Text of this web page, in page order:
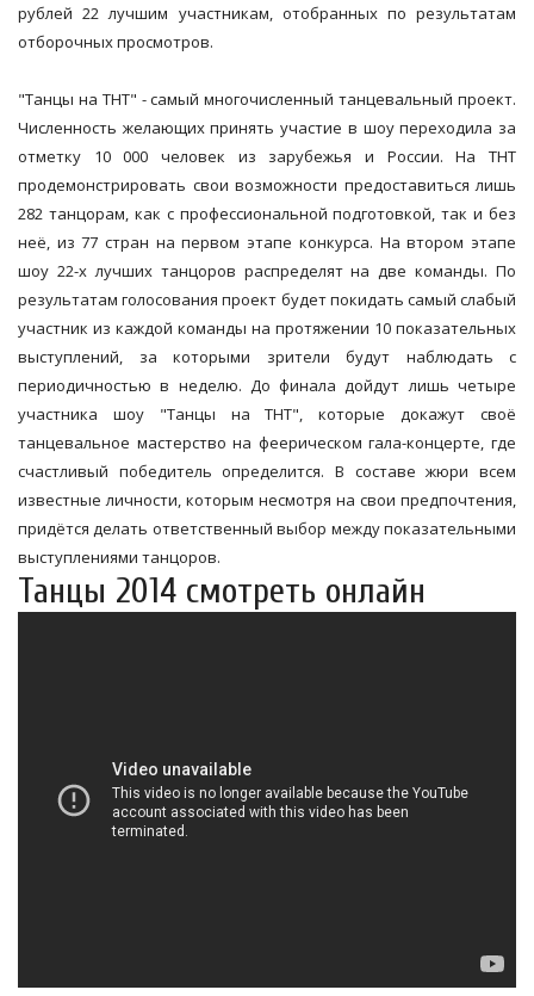
рублей 22 лучшим участникам, отобранных по результатам
отборочных просмотров.
"Танцы на ТНТ" - самый многочисленный танцевальный проект.
Численность желающих принять участие в шоу переходила за
отметку 10 000 человек из зарубежья и России. На ТНТ
продемонстрировать свои возможности предоставиться лишь
282 танцорам, как с профессиональной подготовкой, так и без
неё, из 77 стран на первом этапе конкурса. На втором этапе
шоу 22-х лучших танцоров распределят на две команды. По
результатам голосования проект будет покидать самый слабый
участник из каждой команды на протяжении 10 показательных
выступлений, за которыми зрители будут наблюдать с
периодичностью в неделю. До финала дойдут лишь четыре
участника шоу "Танцы на ТНТ", которые докажут своё
танцевальное мастерство на феерическом гала-концерте, где
счастливый победитель определится. В составе жюри всем
известные личности, которым несмотря на свои предпочтения,
придётся делать ответственный выбор между показательными
выступлениями танцоров.
Танцы 2014 смотреть онлайн